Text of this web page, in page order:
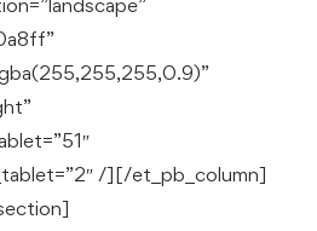
/][/et_pb_column]